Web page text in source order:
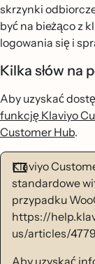
skrzynki
być na bieżąco z
logowania się i
Kilka słów na
Aby uzyskać
funkcję Klaviyo
Customer Hub.
Klaviyo
standardowe
przypadku
https://
us/articles/
Aby uzyskać